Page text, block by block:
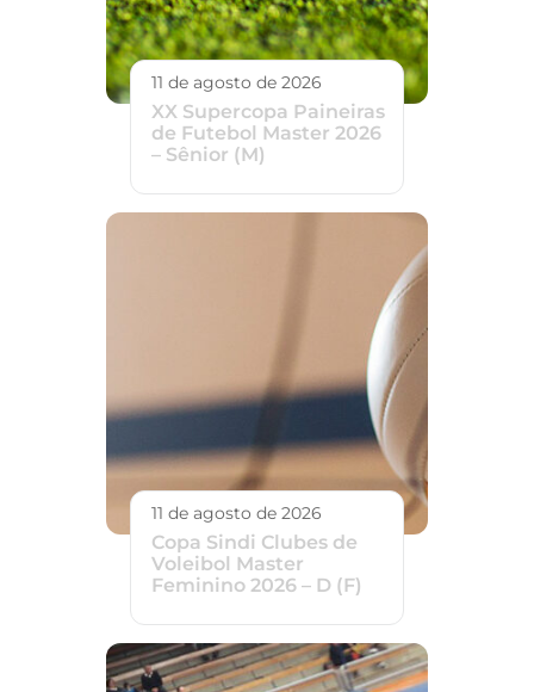
11 de agosto de 2026
XX Supercopa Paineiras
de Futebol Master 2026
– Sênior (M)
11 de agosto de 2026
Copa Sindi Clubes de
Voleibol Master
Feminino 2026 – D (F)